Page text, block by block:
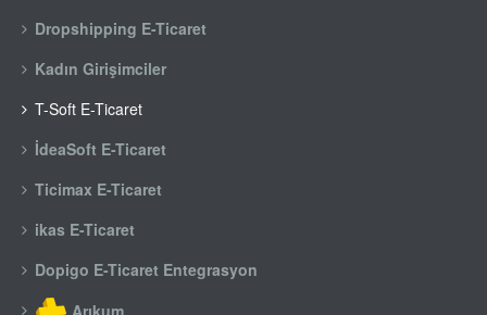
Dropshipping E-Ticaret
Kadın Girişimciler
T-Soft E-Ticaret
İdeaSoft E-Ticaret
Ticimax E-Ticaret
ikas E-Ticaret
Dopigo E-Ticaret Entegrasyon
Arıkum